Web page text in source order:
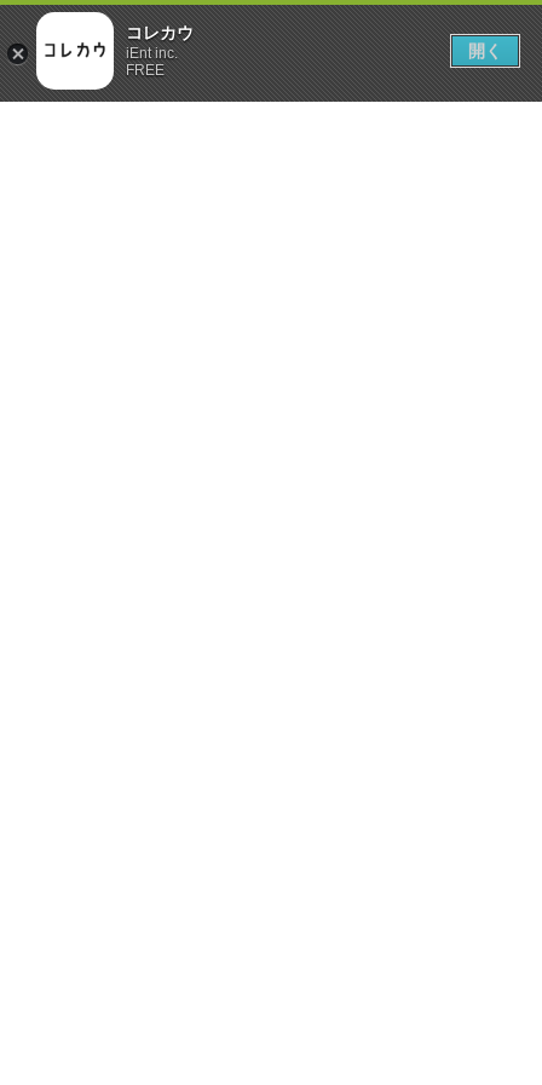
コレカウ
iEnt inc.
FREE
開く